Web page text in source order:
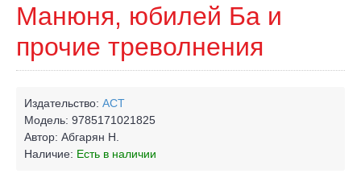
Манюня, юбилей Ба и
прочие треволнения
Издательство: АСТ
Модель: 9785171021825
Автор: Абгарян Н.
Наличие: Есть в наличии